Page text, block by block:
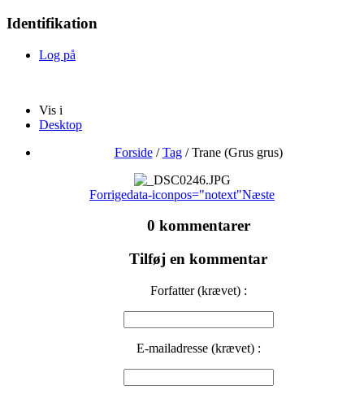
Identifikation
Log på
Vis i
Desktop
Forside/Tag /Trane (Grus grus)
Forrigedata-iconpos="notext"Næste
0 kommentarer
Tilføj en kommentar
Forfatter (krævet) :
E-mailadresse (krævet) :